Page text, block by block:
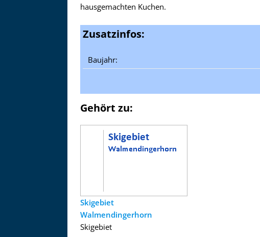
hausgemachten Kuchen.
Zusatzinfos:
Baujahr:
Gehört zu:
Skigebiet
Walmendingerhorn
Skigebiet